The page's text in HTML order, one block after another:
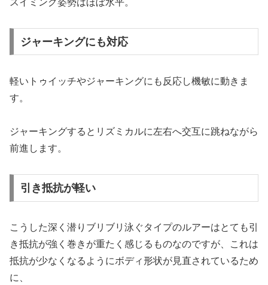
スイミング姿勢はほぼ水平。
ジャーキングにも対応
軽いトゥイッチやジャーキングにも反応し機敏に動きま
す。
ジャーキングするとリズミカルに左右へ交互に跳ねながら
前進します。
引き抵抗が軽い
こうした深く潜りブリブリ泳ぐタイプのルアーはとても引
き抵抗が強く巻きが重たく感じるものなのですが、これは
抵抗が少なくなるようにボディ形状が見直されているため
に、